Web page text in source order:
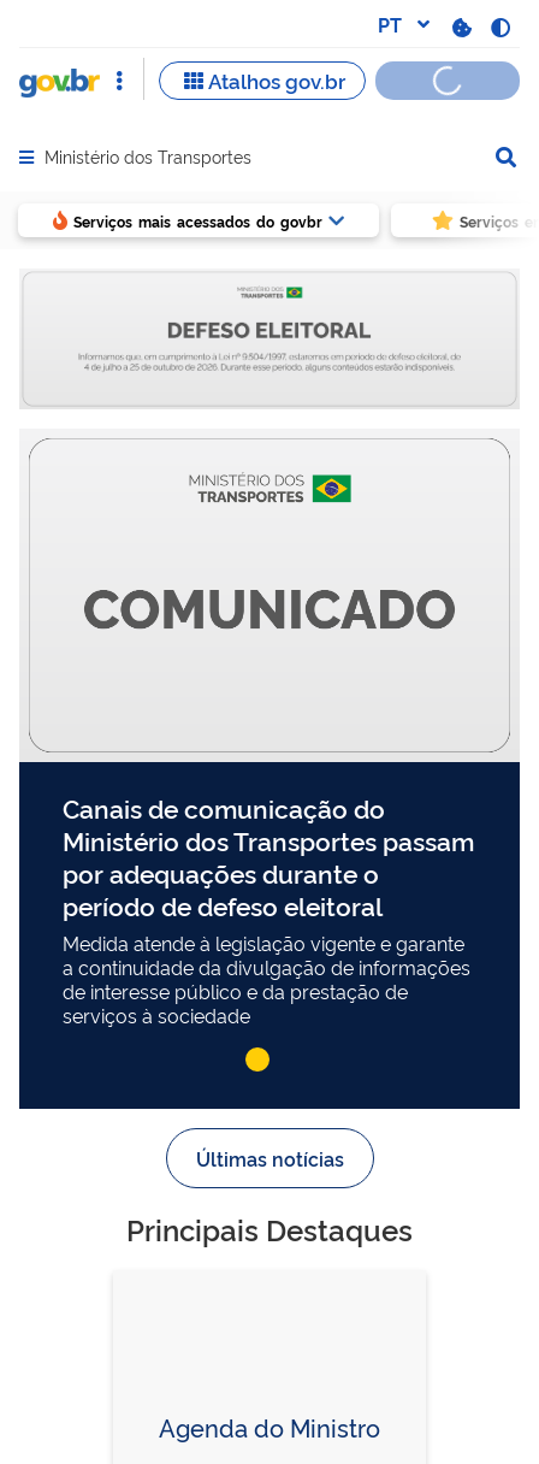
Abrir menu principal de navegação
Ministério dos Transportes
Serviços mais acessados do govbr Serviços
Canais de comunicação do
Ministério dos Transportes passam
por adequações durante o
período de defeso eleitoral
Medida atende à legislação vigente e garante
a continuidade da divulgação de informações
de interesse público e da prestação de
serviços à sociedade
Últimas notícias
Principais Destaques
Agenda do Ministro